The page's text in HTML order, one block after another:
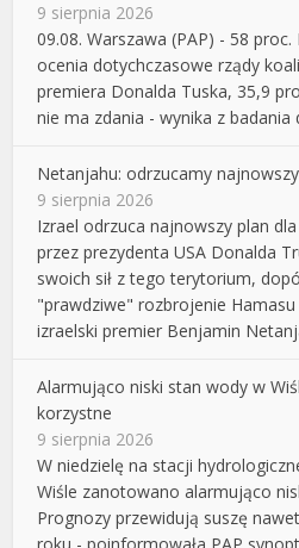
9 sierpnia 2026
09.08. Warszawa (PAP) - 58
ocenia dotychczasowe rządy
premiera Donalda Tuska, 35,9
nie ma zdania - wynika z badania
Netanjahu: odrzucamy
9 sierpnia 2026
Izrael odrzuca najnowszy plan
przez prezydenta USA Donalda
swoich sił z tego terytorium,
"prawdziwe" rozbrojenie Hamasu
izraelski premier Benjamin
Alarmująco niski stan wody w
korzystne
9 sierpnia 2026
W niedzielę na stacji
Wiśle zanotowano alarmująco
Prognozy przewidują suszę